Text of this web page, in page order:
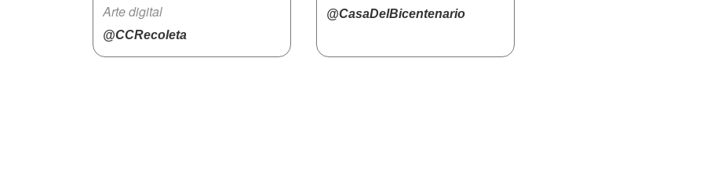
Arte digital
@CCRecoleta
@CasaDelBicentenario